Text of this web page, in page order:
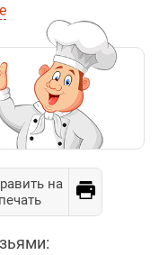
на
печать